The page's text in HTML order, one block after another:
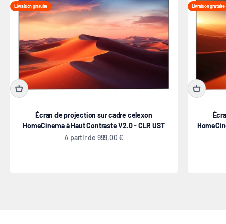
Livraison gratuite
Écran de projection sur cadre celexon
HomeCinema à Haut Contraste V2.0 - CLR UST
Prix de vente
A partir de 999,00 €
Livraison gratuite